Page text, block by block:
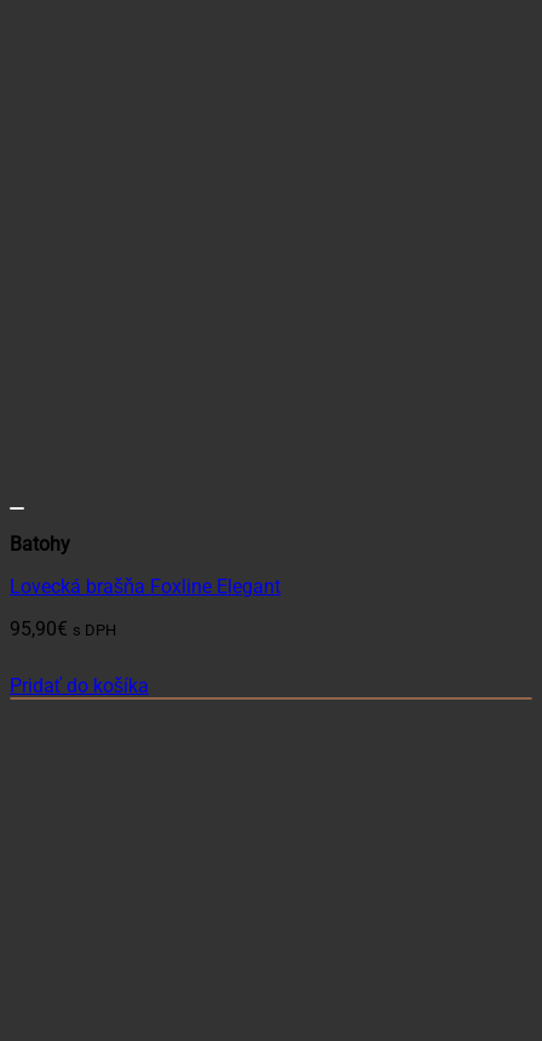
Batohy
Lovecká brašňa Foxline Elegant
95,90€ s DPH
Pridať do košíka